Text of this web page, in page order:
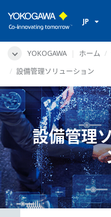
JP
YOKOGAWA ホーム
設備管理ソリューション
設備管理